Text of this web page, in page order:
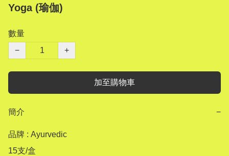
Yoga (瑜伽)
數量
−
+
加至購物車
簡介 −
品牌 : Ayurvedic
15支/盒